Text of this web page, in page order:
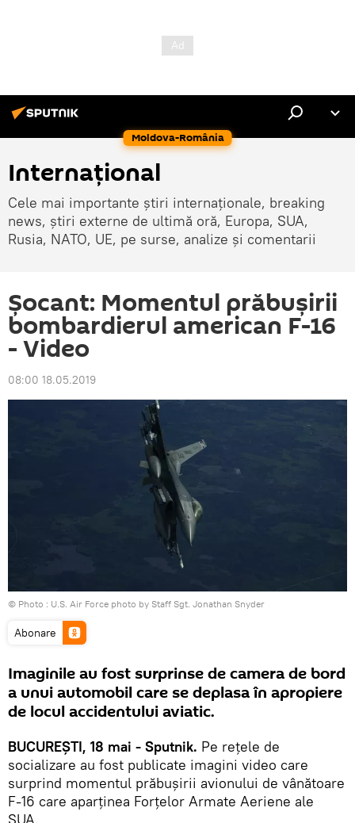
Moldova-România
Internaţional
Cele mai importante știri internaționale, breaking
news, știri externe de ultimă oră, Europa, SUA,
Rusia, NATO, UE, pe surse, analize și comentarii
Șocant: Momentul prăbușirii
bombardierul american F-16
- Video
08:00 18.05.2019
© Photo : U.S. Air Force photo by Staff Sgt. Jonathan Snyder
Abonare
Imaginile au fost surprinse de camera de bord
a unui automobil care se deplasa în apropiere
de locul accidentului aviatic.
BUCUREȘTI, 18 mai - Sputnik. Pe rețele de
socializare au fost publicate imagini video care
surprind momentul prăbușirii avionului de vânătoare
F-16 care aparținea Forțelor Armate Aeriene ale
SUA.